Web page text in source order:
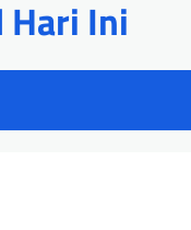
Hari Ini